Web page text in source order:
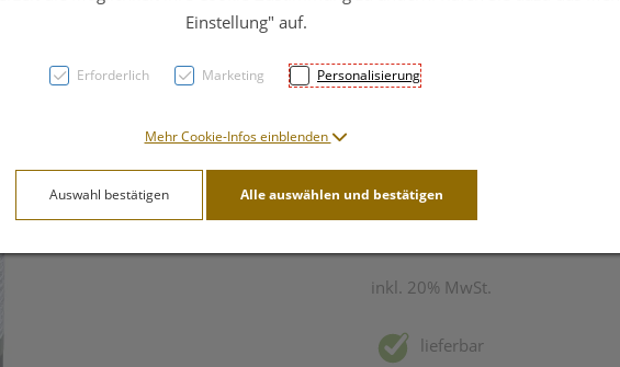
Tiroler
250ml
16,– EUR
inkl. 20% MwSt.
lieferbar
Einstellung" auf.
Erforderlich Marketing Personalisierung
Mehr Cookie-Infos einblenden
Auswahl bestätigen Alle auswählen und bestätigen